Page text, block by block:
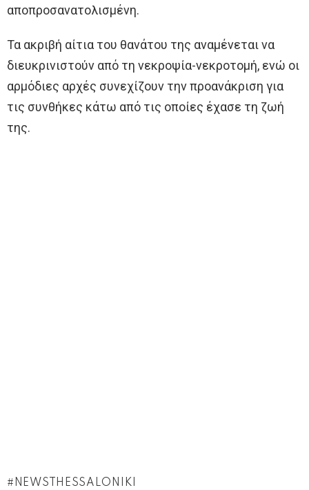
αποπροσανατολισμένη.
Τα ακριβή αίτια του θανάτου της αναμένεται να
διευκρινιστούν από τη νεκροψία-νεκροτομή, ενώ οι
αρμόδιες αρχές συνεχίζουν την προανάκριση για
τις συνθήκες κάτω από τις οποίες έχασε τη ζωή
της.
NEWSTHESSALONIKI